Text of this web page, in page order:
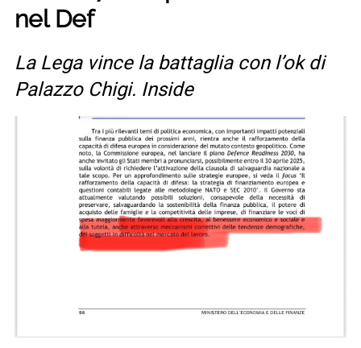
nel Def
La Lega vince la battaglia con l’ok di
Palazzo Chigi. Inside